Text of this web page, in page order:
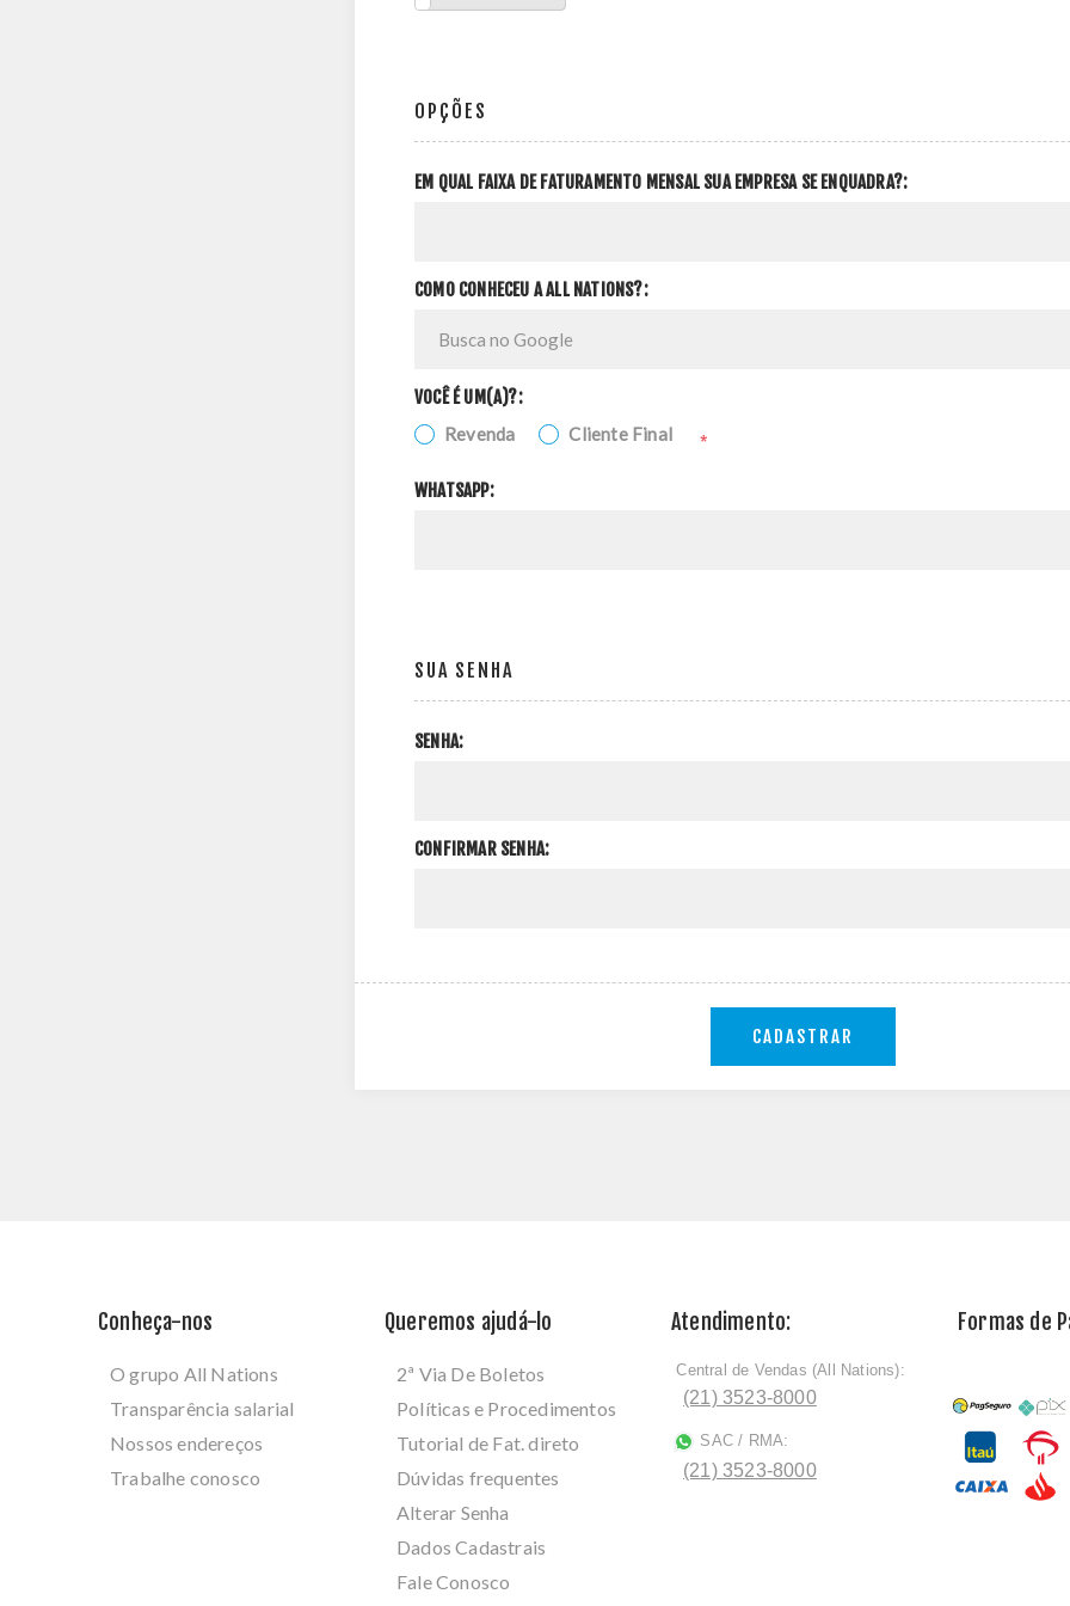
OPÇÕES
EM QUAL FAIXA DE FATURAMENTO MENSAL SUA EMPRESA SE ENQUADRA?:
COMO CONHECEU A ALL NATIONS?:
VOCÊ É UM(A)?:
Revenda Cliente Final *
WHATSAPP:
SUA SENHA
SENHA:
CONFIRMAR SENHA:
CADASTRAR
Conheça-nos
O grupo All Nations
Transparência salarial
Nossos endereços
Trabalhe conosco
Queremos ajudá-lo
2ª Via De Boletos
Políticas e Procedimentos
Tutorial de Fat. direto
Dúvidas frequentes
Alterar Senha
Dados Cadastrais
Fale Conosco
Atendimento:
ﾠCentral de Vendas (All Nations):
(21) 3523-8000
SAC / RMA:
(21) 3523-8000
Formas de